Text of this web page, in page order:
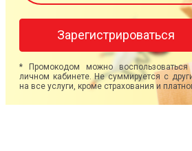
Зарегистрироваться
* Промокодом можно воспользоваться
личном кабинете. Не суммируется с
на все услуги, кроме страхования и